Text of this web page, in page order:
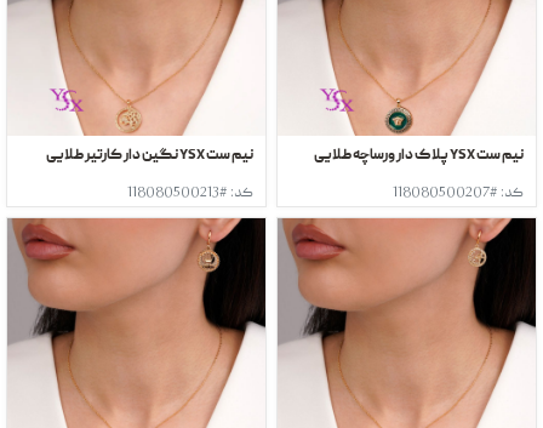
نیم ست YSX پلاک دار ورساچه طلایی
کد: #118080500207
نیم ست YSX نگین دار کارتیر طلایی
کد: #118080500213